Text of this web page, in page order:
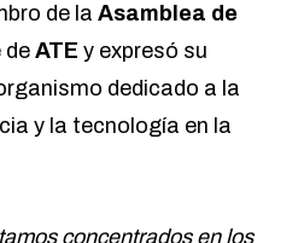
de la Asamblea de
de ATE y expresó su
dedicado a la
y la tecnología en la
concentrados en los